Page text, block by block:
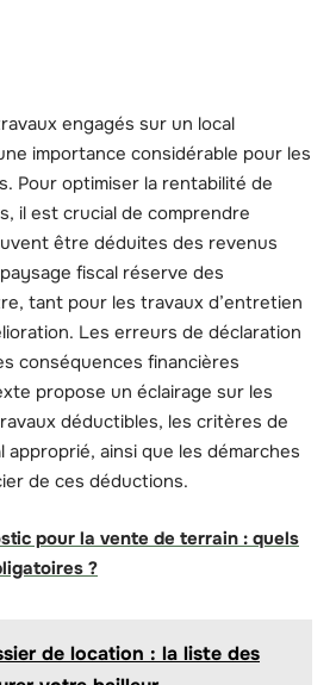
engagés sur un local
importance considérable pour les
Pour optimiser la rentabilité de
il est crucial de comprendre
être déduites des revenus
fiscal réserve des
tant pour les travaux d’entretien
Les erreurs de déclaration
conséquences financières
propose un éclairage sur les
déductibles, les critères de
approprié, ainsi que les démarches
de ces déductions.
pour la vente de terrain : quels
?
de location : la liste des